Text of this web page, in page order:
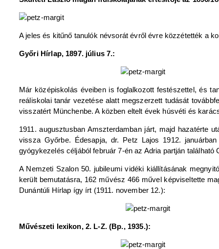
A jeles és kitűnő tanulók névsorát évről évre közzétették a
Győri Hírlap, 1897. július 7.:
Már középiskolás éveiben is foglalkozott festészettel, és
reáliskolai tanár vezetése alatt megszerzett tudását
visszatért Münchenbe. A közben eltelt évek húsvéti és
1911. augusztusban Amszterdamban járt, majd hazatérte
vissza Győrbe. Édesapja, dr. Petz Lajos 1912.
gyógykezelés céljából február 7-én az Adria partján
A Nemzeti Szalon 50. jubileumi vidéki kiállításának
került bemutatásra, 162 művész 466 művel képviseltette
Dunántúli Hírlap így írt (1911. november 12.):
Művészeti lexikon, 2. L-Z. (Bp., 1935.):